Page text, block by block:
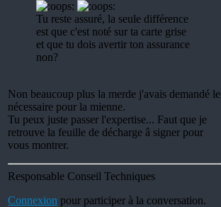
Tu reste assuré, la seule différence
est que c'est noté sur ta carte grise
et que tu dois avertir ton assurance
non?
Non beaucoup plus la merde j'avais demandé le
nécessaire pour la mienne.
Tu peux juste passer l'expertise... Faut que je
retrouve la feuille de décharge â signer pour
vous montrer.
Responsable Conseil Techniques
Connexion pour participer à la conversation.